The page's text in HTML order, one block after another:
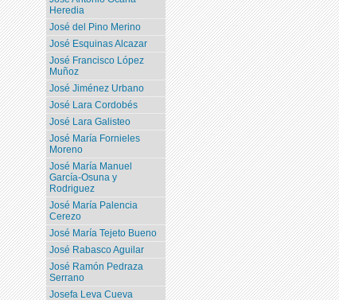
Heredia
José del Pino Merino
José Esquinas Alcazar
José Francisco López
Muñoz
José Jiménez Urbano
José Lara Cordobés
José Lara Galisteo
José María Fornieles
Moreno
José María Manuel
García-Osuna y
Rodriguez
José María Palencia
Cerezo
José María Tejeto Bueno
José Rabasco Aguilar
José Ramón Pedraza
Serrano
Josefa Leva Cueva